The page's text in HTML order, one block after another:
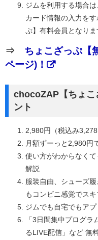
ジムを利用する場合
カード情報の入力を
ぷ】有料会員となりま
⇒ ちょこざっぷ【
ページ)！
chocoZAP【ちょこ
ント
2,980円（税込み
月額ずーっと2,980円
使い方がわからなく
解説
服装自由、シューズ
もコンビニ感覚でス
ジムでも自宅でもア
「3日間集中プログ
るLIVE配信」など 無